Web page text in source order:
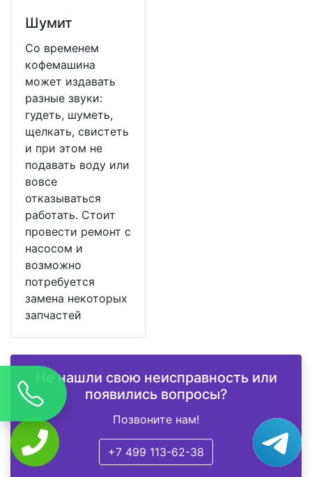
Шумит
Со временем
кофемашина
может издавать
разные звуки:
гудеть, шуметь,
щелкать, свистеть
и при этом не
подавать воду или
вовсе
отказываться
работать. Стоит
провести ремонт с
насосом и
возможно
потребуется
замена некоторых
запчастей
Не нашли свою неисправность или
появились вопросы?
Позвоните нам!
+7 499 113-62-38